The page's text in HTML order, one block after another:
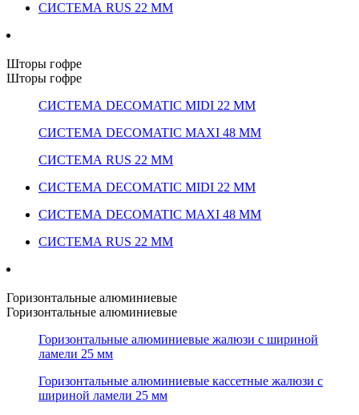
СИСТЕМА RUS 22 ММ
Шторы гофре
Шторы гофре
СИСТЕМА DECOMATIC MIDI 22 ММ
СИСТЕМА DECOMATIC MAXI 48 ММ
СИСТЕМА RUS 22 ММ
СИСТЕМА DECOMATIC MIDI 22 ММ
СИСТЕМА DECOMATIC MAXI 48 ММ
СИСТЕМА RUS 22 ММ
Горизонтальные алюминиевые
Горизонтальные алюминиевые
Горизонтальные алюминиевые жалюзи с шириной
ламели 25 мм
Горизонтальные алюминиевые кассетные жалюзи с
шириной ламели 25 мм